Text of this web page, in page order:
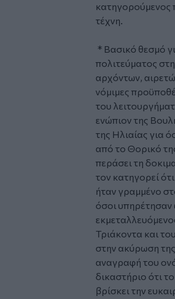
κατηγορούμενος
τέχνη.
* Βασικό θεσμό
πολιτεύματος
αρχόντων,
νόμιμες
του
ενώπιον της
της Ηλιαίας για
από το Θορικό
περάσει τη
τον κατηγορεί
ήταν γραμμένο
όσοι υπηρέτησαν
Τριάκοντα και
στην ακύρωση
αναγραφή του
δικαστήριο ότι
βρίσκει την